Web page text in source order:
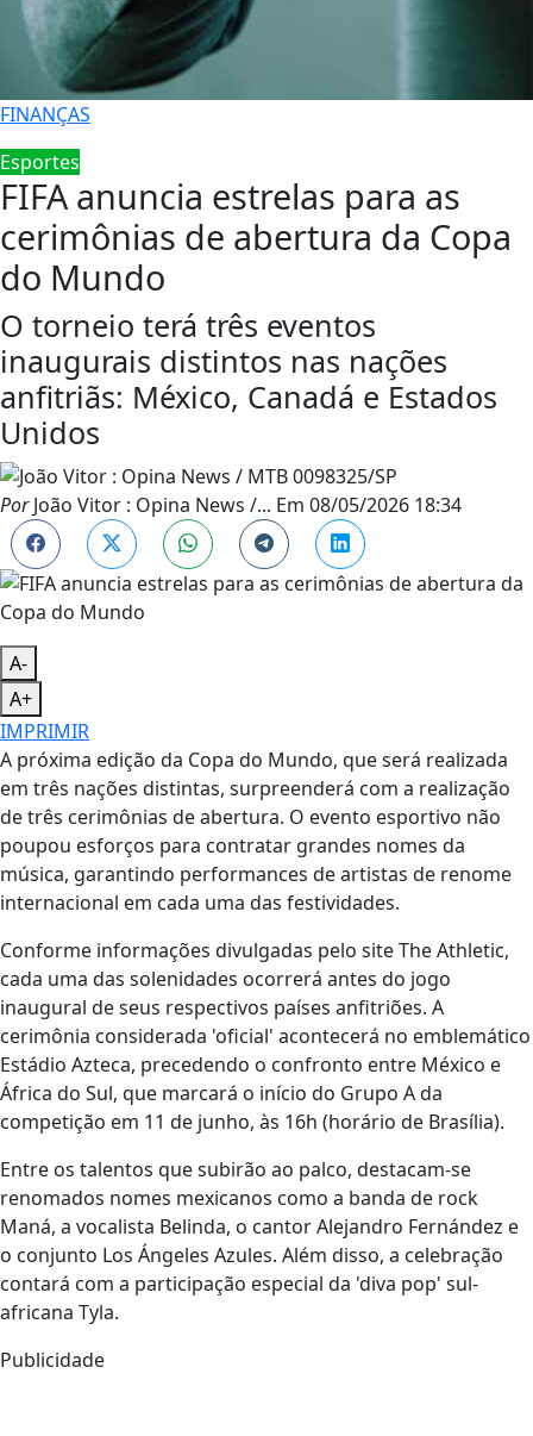
FINANÇAS
Esportes
FIFA anuncia estrelas para as
cerimônias de abertura da Copa
do Mundo
O torneio terá três eventos
inaugurais distintos nas nações
anfitriãs: México, Canadá e Estados
Unidos
PorJoão Vitor : Opina News /... Em 08/05/2026 18:34
A-
A+
IMPRIMIR
A próxima edição da Copa do Mundo, que será realizada
em três nações distintas, surpreenderá com a realização
de três cerimônias de abertura. O evento esportivo não
poupou esforços para contratar grandes nomes da
música, garantindo performances de artistas de renome
internacional em cada uma das festividades.
Conforme informações divulgadas pelo site The Athletic,
cada uma das solenidades ocorrerá antes do jogo
inaugural de seus respectivos países anfitriões. A
cerimônia considerada 'oficial' acontecerá no emblemático
Estádio Azteca, precedendo o confronto entre México e
África do Sul, que marcará o início do Grupo A da
competição em 11 de junho, às 16h (horário de Brasília).
Entre os talentos que subirão ao palco, destacam-se
renomados nomes mexicanos como a banda de rock
Maná, a vocalista Belinda, o cantor Alejandro Fernández e
o conjunto Los Ángeles Azules. Além disso, a celebração
contará com a participação especial da 'diva pop' sul-
africana Tyla.
Publicidade